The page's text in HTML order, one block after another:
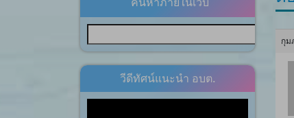
วีดีทัศน์แนะนำ อบต.
กุม